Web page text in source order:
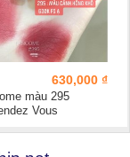
630,000 ₫
màu 295
Vous